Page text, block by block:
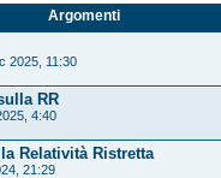
Argomenti
2025, 11:30
RR
4:40
Relatività Ristretta
21:29